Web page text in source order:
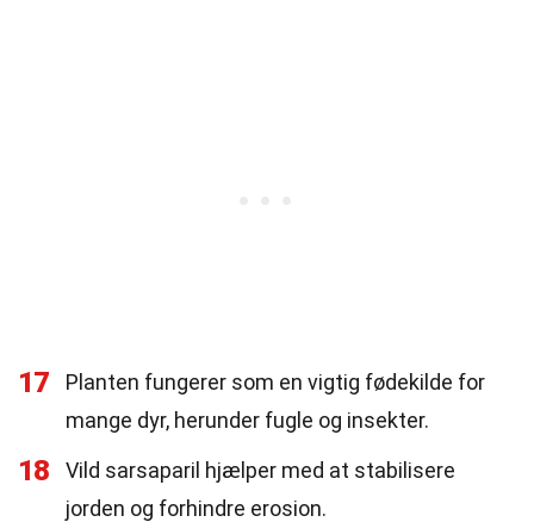
17
Planten fungerer som en vigtig fødekilde for
mange dyr, herunder fugle og insekter.
18
Vild sarsaparil hjælper med at stabilisere
jorden og forhindre erosion.